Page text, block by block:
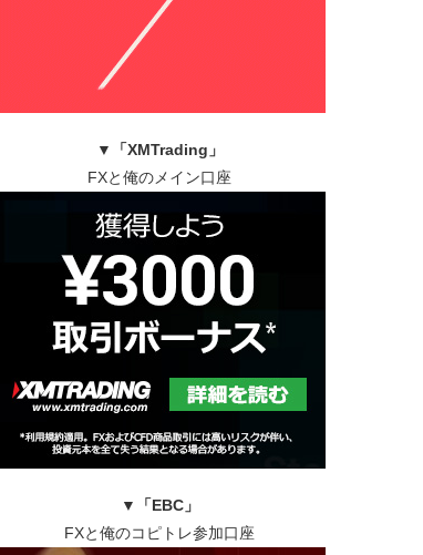
▼
「XMTrading」
FXと俺のメイン口座
▼
「EBC」
FXと俺のコピトレ参加口座